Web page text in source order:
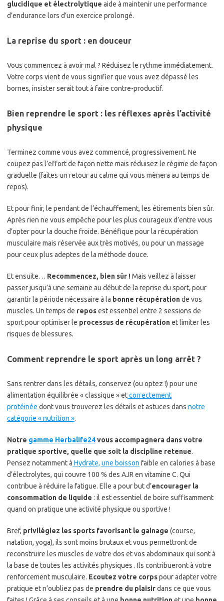
glucidique et électrolytique aide à maintenir une performance
d’endurance lors d’un exercice prolongé.
La reprise du sport : en douceur
Vous commencez à avoir mal ? Réduisez le rythme immédiatement.
Votre corps vient de vous signifier que vous avez dépassé les
bornes, insister serait tout à faire contre-productif.
Bien reprendre le sport : les réflexes après l’activité
physique
Terminez comme vous avez commencé, progressivement. Ne
coupez pas l’effort de façon nette mais réduisez le régime de façon
graduelle (faites un retour au calme qui vous mènera au temps de
repos).
Et pour finir, le pendant de l’échauffement, les étirements bien sûr.
Après rien ne vous empêche pour les plus courageux d’entre vous
d’opter pour la douche froide. Bénéfique pour la récupération
musculaire mais réservée aux très motivés, ou pour un massage
pour ceux plus adeptes de la méthode douce.
Et ensuite… Recommencez, bien sûr !Mais veillez à laisser
passer jusqu’à une semaine au début de la reprise du sport, pour
garantir la période nécessaire à la bonne récupérationde vos
muscles. Un temps de reposest essentiel entre 2 sessions de
sport pour optimiser le processus de récupérationet limiter les
risques de blessures.
Comment reprendre le sport après un long arrêt ?
Sans rentrer dans les détails, conservez (ou optez !) pour une
alimentation équilibrée « classique » etcorrectement
protéinée dont vous trouverez les détails et astuces dans notre
catégorie « nutrition ».
Notre gamme Herbalife24vous accompagnera dans votre
pratique sportive, quelle que soit la discipline retenue.
Pensez notamment à Hydrate, une boisson faible en calories à base
d’électrolytes, qui couvre 100 % des AJR en vitamine C. Qui
contribue à réduire la fatigue. Elle a pour but d’encourager la
consommation de liquide : il est essentiel de boire suffisamment
quand on pratique une activité physique ou sportive !
Bref, privilégiez les sports favorisant le gainage (course,
natation, yoga), ils sont moins brutaux et vous permettront de
reconstruire les muscles de votre dos et vos abdominaux qui sont à
la base de toutes les activités physiques . Ils contribueront à votre
renforcement musculaire. Ecoutez votre corpspour adapter votre
pratique et n’oubliez pas de prendre du plaisirdans ce que vous